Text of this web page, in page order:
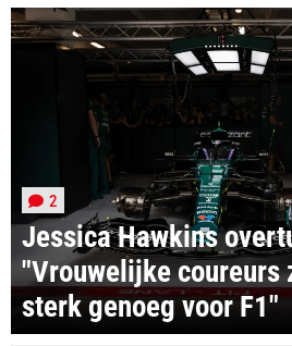
Jessica Hawkins
"Vrouwelijke coureurs
sterk genoeg voor F1"
2